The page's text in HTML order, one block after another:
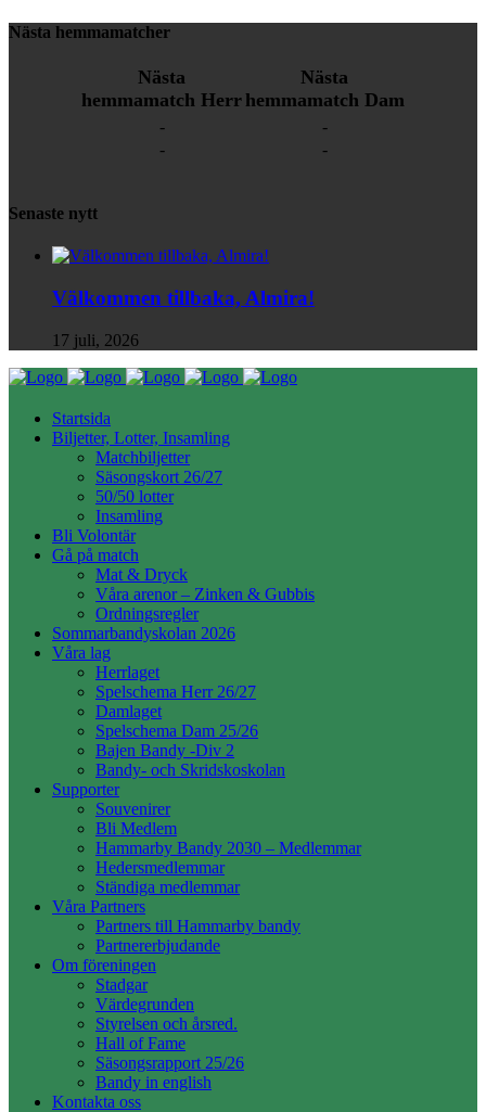
Nästa hemmamatcher
Nästa
hemmamatch Herr
-
-
Nästa
hemmamatch Dam
-
-
Senaste nytt
Välkommen tillbaka, Almira!
17 juli, 2026
Startsida
Biljetter, Lotter, Insamling
Matchbiljetter
Säsongskort 26/27
50/50 lotter
Insamling
Bli Volontär
Gå på match
Mat & Dryck
Våra arenor – Zinken & Gubbis
Ordningsregler
Sommarbandyskolan 2026
Våra lag
Herrlaget
Spelschema Herr 26/27
Damlaget
Spelschema Dam 25/26
Bajen Bandy -Div 2
Bandy- och Skridskoskolan
Supporter
Souvenirer
Bli Medlem
Hammarby Bandy 2030 – Medlemmar
Hedersmedlemmar
Ständiga medlemmar
Våra Partners
Partners till Hammarby bandy
Partnererbjudande
Om föreningen
Stadgar
Värdegrunden
Styrelsen och årsred.
Hall of Fame
Säsongsrapport 25/26
Bandy in english
Kontakta oss